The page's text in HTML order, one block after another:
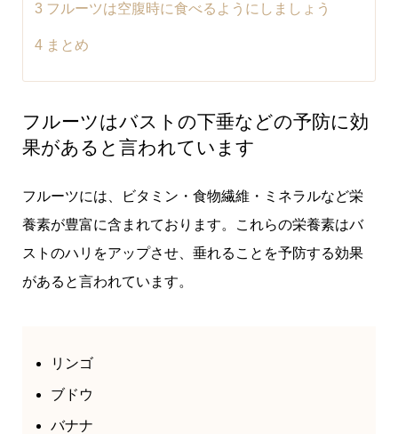
3 フルーツは空腹時に食べるようにしましょう
4 まとめ
フルーツはバストの下垂などの予防に効
果があると言われています
フルーツには、ビタミン・食物繊維・ミネラルなど栄
養素が豊富に含まれております。これらの栄養素はバ
ストのハリをアップさせ、垂れることを予防する効果
があると言われています。
リンゴ
ブドウ
バナナ